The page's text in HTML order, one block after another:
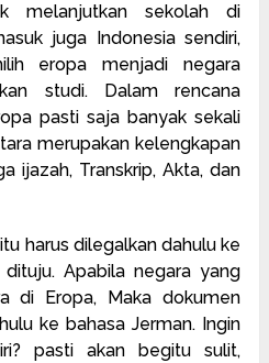
melanjutkan sekolah di
juga Indonesia sendiri,
eropa menjadi negara
studi. Dalam rencana
pasti saja banyak sekali
merupakan kelengkapan
ijazah, Transkrip, Akta, dan
harus dilegalkan dahulu ke
Apabila negara yang
di Eropa, Maka dokumen
ke bahasa Jerman. Ingin
pasti akan begitu sulit,